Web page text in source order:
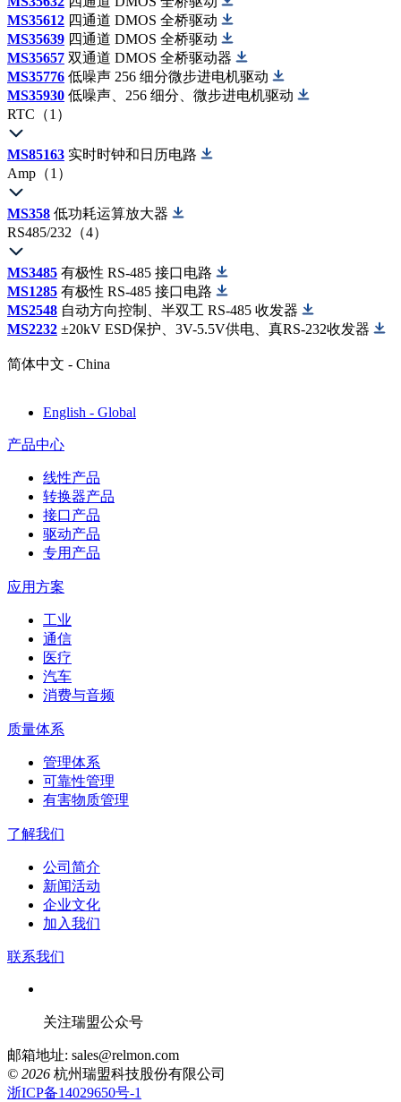
MS35612 四通道 DMOS 全桥驱动
MS35639 四通道 DMOS 全桥驱动
MS35657 双通道 DMOS 全桥驱动器
MS35776 低噪声 256 细分微步进电机驱动
MS35930 低噪声、256 细分、微步进电机驱动
RTC（1）
MS85163 实时时钟和日历电路
Amp（1）
MS358 低功耗运算放大器
RS485/232（4）
MS3485 有极性 RS-485 接口电路
MS1285 有极性 RS-485 接口电路
MS2548 自动方向控制、半双工 RS-485 收发器
MS2232 ±20kV ESD保护、3V-5.5V供电、真RS-232收发器
简体中文 - China
English - Global
产品中心
线性产品
转换器产品
接口产品
驱动产品
专用产品
应用方案
工业
通信
医疗
汽车
消费与音频
质量体系
管理体系
可靠性管理
有害物质管理
了解我们
公司简介
新闻活动
企业文化
加入我们
联系我们
关注瑞盟公众号
邮箱地址: sales@relmon.com
© 2026 杭州瑞盟科技股份有限公司
浙ICP备14029650号-1